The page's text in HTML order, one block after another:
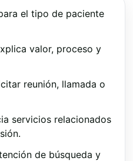
el tipo de paciente
valor, proceso y
reunión, llamada o
servicios relacionados
de búsqueda y